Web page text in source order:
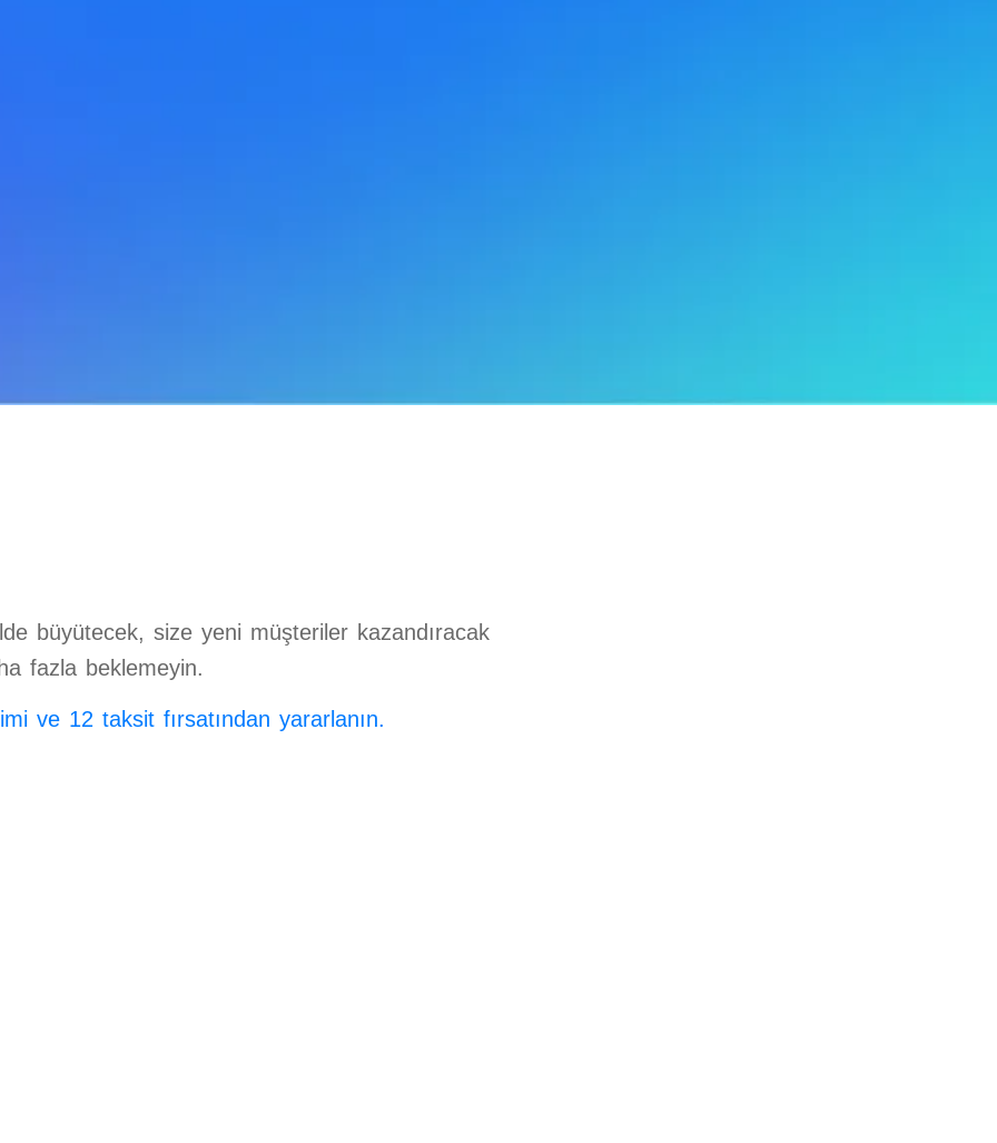
büyütecek, size yeni müşteriler kazandıracak
fazla beklemeyin.
ve 12 taksit fırsatından yararlanın.